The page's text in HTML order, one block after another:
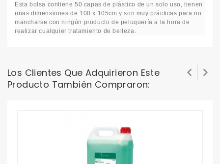
Esta bolsa contiene 50 capas de plástico de un solo uso, tienen
unas dimensiones de 100 x 105cm y son muy prácticas para no
mancharse con ningún producto de peluquería a la hora de
realizar cualquier tratamiento de belleza.
Los Clientes Que Adquirieron Este
Producto También Compraron:
 